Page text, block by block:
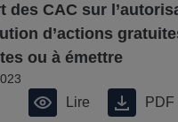
des CAC sur
d’actions
ou à émettre
Lire PDF